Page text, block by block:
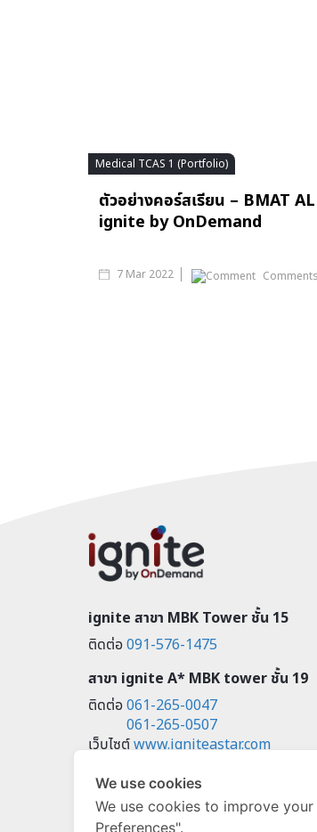
Medical TCAS 1 (Portfolio)
ตัวอย่างคอร์สเรียน – BMAT
ignite by OnDemand
7 Mar 2022
ignite สาขา MBK Tower ชั้น 15
ติดต่อ091-576-1475
สาขา ignite A* MBK tower ชั้น 19
ติดต่อ061-265-0047
061-265-0507
เว็บไซต์www.igniteastar.com
ignite A* Bangna Learning
Centre @ True Digital Park
Building ตึก WEST ชั้น 3
We use cookies
We use cookies to improve
Preferences".